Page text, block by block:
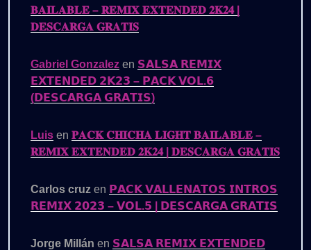
𝐁𝐀𝐈𝐋𝐀𝐁𝐋𝐄 – 𝐑𝐄𝐌𝐈𝐗 𝐄𝐗𝐓𝐄𝐍𝐃𝐄𝐃 𝟐𝐊𝟐𝟒 |
𝐃𝐄𝐒𝐂𝐀𝐑𝐆𝐀 𝐆𝐑𝐀𝐓𝐈𝐒
Gabriel Gonzalez en 𝗦𝗔𝗟𝗦𝗔 𝗥𝗘𝗠𝗜𝗫
𝗘𝗫𝗧𝗘𝗡𝗗𝗘𝗗 𝟮𝗞𝟮𝟯 – 𝗣𝗔𝗖𝗞 𝗩𝗢𝗟.𝟲
(𝗗𝗘𝗦𝗖𝗔𝗥𝗚𝗔 𝗚𝗥𝗔𝗧𝗜𝗦)
Luis en 𝐏𝐀𝐂𝐊 𝐂𝐇𝐈𝐂𝐇𝐀 𝐋𝐈𝐆𝐇𝐓 𝐁𝐀𝐈𝐋𝐀𝐁𝐋𝐄 –
𝐑𝐄𝐌𝐈𝐗 𝐄𝐗𝐓𝐄𝐍𝐃𝐄𝐃 𝟐𝐊𝟐𝟒 | 𝐃𝐄𝐒𝐂𝐀𝐑𝐆𝐀 𝐆𝐑𝐀𝐓𝐈𝐒
Carlos cruz en 𝗣𝗔𝗖𝗞 𝗩𝗔𝗟𝗟𝗘𝗡𝗔𝗧𝗢𝗦 𝗜𝗡𝗧𝗥𝗢𝗦
𝗥𝗘𝗠𝗜𝗫 𝟮𝟬𝟮𝟯 – 𝗩𝗢𝗟.𝟱 | 𝗗𝗘𝗦𝗖𝗔𝗥𝗚𝗔 𝗚𝗥𝗔𝗧𝗜𝗦
Jorge Millán en 𝗦𝗔𝗟𝗦𝗔 𝗥𝗘𝗠𝗜𝗫 𝗘𝗫𝗧𝗘𝗡𝗗𝗘𝗗